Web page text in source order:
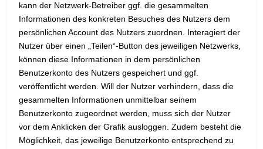
kann der Netzwerk-Betreiber ggf. die gesammelten
Informationen des konkreten Besuches des Nutzers dem
persönlichen Account des Nutzers zuordnen. Interagiert der
Nutzer über einen „Teilen“-Button des jeweiligen Netzwerks,
können diese Informationen in dem persönlichen
Benutzerkonto des Nutzers gespeichert und ggf.
veröffentlicht werden. Will der Nutzer verhindern, dass die
gesammelten Informationen unmittelbar seinem
Benutzerkonto zugeordnet werden, muss sich der Nutzer
vor dem Anklicken der Grafik ausloggen. Zudem besteht die
Möglichkeit, das jeweilige Benutzerkonto entsprechend zu